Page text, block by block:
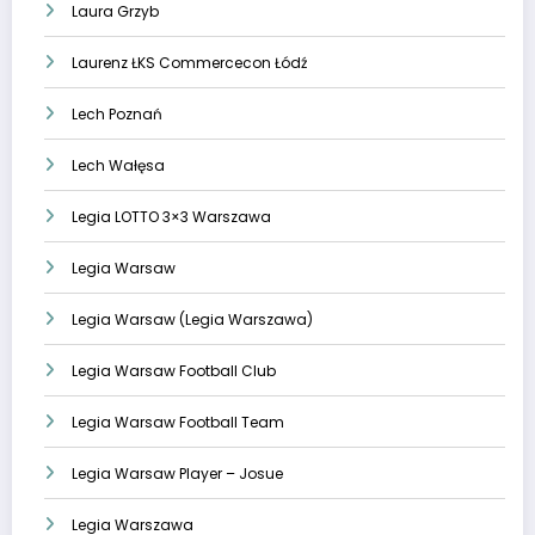
Laura Grzyb
Laurenz ŁKS Commercecon Łódź
Lech Poznań
Lech Wałęsa
Legia LOTTO 3×3 Warszawa
Legia Warsaw
Legia Warsaw (Legia Warszawa)
Legia Warsaw Football Club
Legia Warsaw Football Team
Legia Warsaw Player – Josue
Legia Warszawa